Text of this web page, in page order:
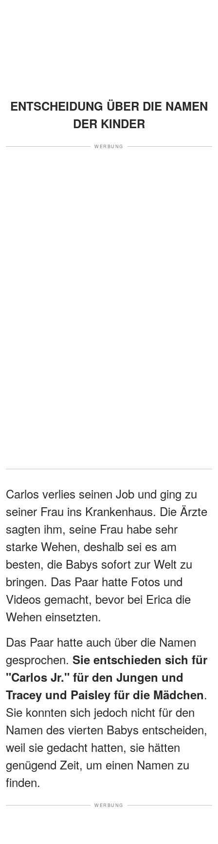
ENTSCHEIDUNG ÜBER DIE NAMEN
DER KINDER
WERBUNG
Carlos verlies seinen Job und ging zu
seiner Frau ins Krankenhaus. Die Ärzte
sagten ihm, seine Frau habe sehr
starke Wehen, deshalb sei es am
besten, die Babys sofort zur Welt zu
bringen. Das Paar hatte Fotos und
Videos gemacht, bevor bei Erica die
Wehen einsetzten.
Das Paar hatte auch über die Namen
gesprochen. Sie entschieden sich für
"Carlos Jr." für den Jungen und
Tracey und Paisley für die Mädchen.
Sie konnten sich jedoch nicht für den
Namen des vierten Babys entscheiden,
weil sie gedacht hatten, sie hätten
genügend Zeit, um einen Namen zu
finden.
WERBUNG